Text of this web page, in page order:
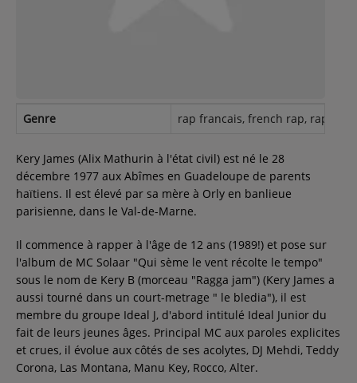
Recherche d'un titre
SE CONNECTER
Genre rap francais, french rap, rap,
Kery James (Alix Mathurin à l'état civil) est né le 28
décembre 1977 aux Abîmes en Guadeloupe de parents
haïtiens. Il est élevé par sa mère à Orly en banlieue
parisienne, dans le Val-de-Marne.
Il commence à rapper à l'âge de 12 ans (1989!) et pose sur
l'album de MC Solaar "Qui sème le vent récolte le tempo"
sous le nom de Kery B (morceau "Ragga jam") (Kery James a
aussi tourné dans un court-metrage " le bledia"), il est
membre du groupe Ideal J, d'abord intitulé Ideal Junior du
fait de leurs jeunes âges. Principal MC aux paroles explicites
et crues, il évolue aux côtés de ses acolytes, DJ Mehdi, Teddy
Corona, Las Montana, Manu Key, Rocco, Alter.